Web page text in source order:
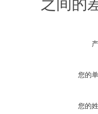
之间的
您的
您的